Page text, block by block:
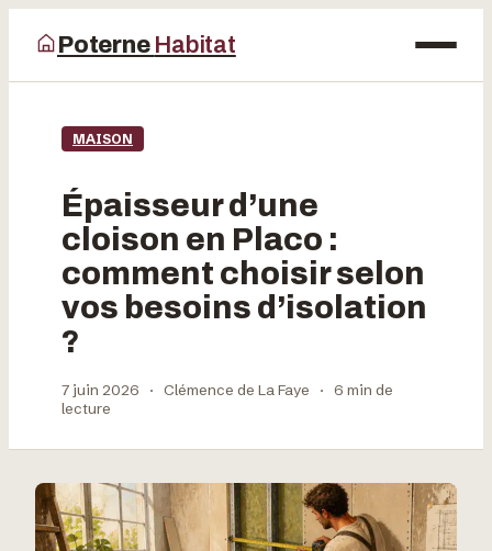
Poterne Habitat
Maison
Jardinage
MAISON
Épaisseur d’une
cloison en Placo :
comment choisir selon
vos besoins d’isolation
?
7 juin 2026 · Clémence de La Faye · 6 min de
lecture